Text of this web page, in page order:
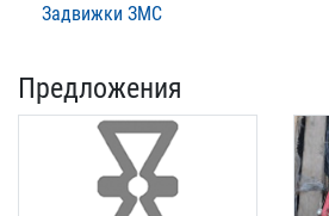
Задвижки ЗМС
Предложения